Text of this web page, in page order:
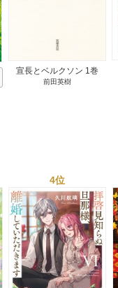
宣長とベルクソン 1巻
前田英樹
4位